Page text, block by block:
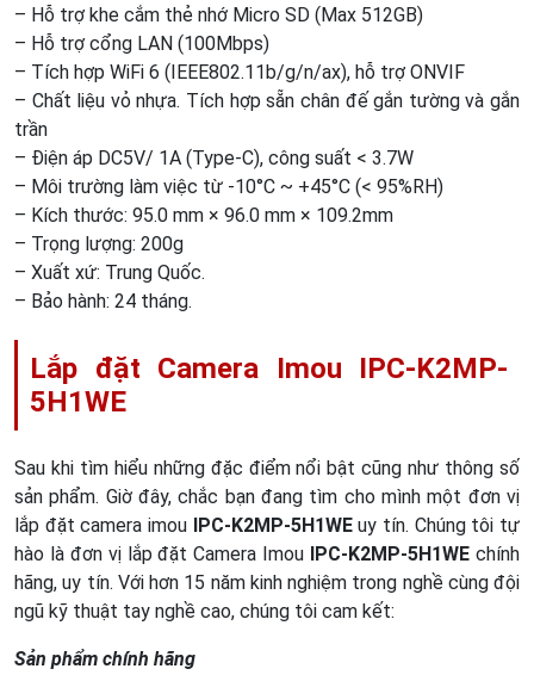
– Hỗ trợ khe cắm thẻ nhớ Micro SD (Max 512GB)
– Hỗ trợ cổng LAN (100Mbps)
– Tích hợp WiFi 6 (IEEE802.11b/g/n/ax), hỗ trợ ONVIF
– Chất liệu vỏ nhựa. Tích hợp sẵn chân đế gắn tường và gắn
trần
– Điện áp DC5V/ 1A (Type-C), công suất < 3.7W
– Môi trường làm việc từ -10°C ~ +45°C (< 95%RH)
– Kích thước: 95.0 mm × 96.0 mm × 109.2mm
– Trọng lượng: 200g
– Xuất xứ: Trung Quốc.
– Bảo hành: 24 tháng.
Lắp đặt Camera Imou IPC-K2MP-
5H1WE
Sau khi tìm hiểu những đặc điểm nổi bật cũng như thông số
sản phẩm. Giờ đây, chắc bạn đang tìm cho mình một đơn vị
lắp đặt camera imou IPC-K2MP-5H1WEuy tín. Chúng tôi tự
hào là đơn vị lắp đặt Camera Imou IPC-K2MP-5H1WE chính
hãng, uy tín. Với hơn 15 năm kinh nghiệm trong nghề cùng đội
ngũ kỹ thuật tay nghề cao, chúng tôi cam kết:
Sản phẩm chính hãng